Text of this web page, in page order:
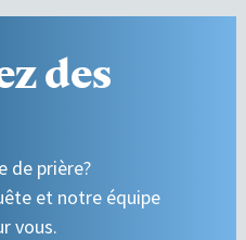
des
de prière?
et notre équipe
vous.